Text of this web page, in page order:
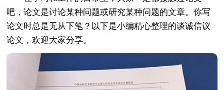
吧，论文是讨论某种问题或研究某种问题的文章。你写
论文时总是无从下笔？以下是小编精心整理的谈诚信议
论文，欢迎大家分享。